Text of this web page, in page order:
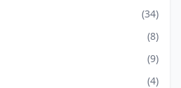
(34)
(8)
(9)
(4)